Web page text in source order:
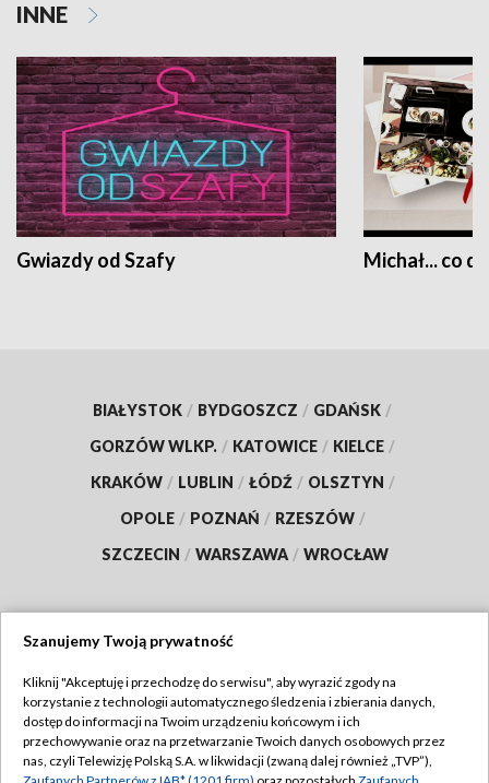
INNE
Gwiazdy od Szafy Michał... co
BIAŁYSTOK / BYDGOSZCZ / GDAŃSK /
GORZÓW WLKP. / KATOWICE / KIELCE /
KRAKÓW / LUBLIN / ŁÓDŹ / OLSZTYN /
OPOLE / POZNAŃ / RZESZÓW /
SZCZECIN / WARSZAWA / WROCŁAW
TVP
Abonament TVP
Emisja w TVP
Regulamin TVP
Szanujemy Twoją prywatność
Kliknij "Akceptuję i przechodzę do serwisu", aby wyrazić zgody na
korzystanie z technologii automatycznego śledzenia i zbierania danych,
dostęp do informacji na Twoim urządzeniu końcowym i ich
przechowywanie oraz na przetwarzanie Twoich danych osobowych przez
nas, czyli Telewizję Polską S.A. w likwidacji (zwaną dalej również „TVP”),